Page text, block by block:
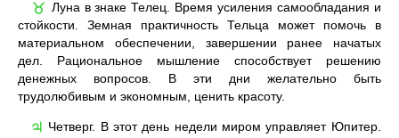
♉
Луна в знаке Телец. Время усиления самообладания и
стойкости. Земная практичность Тельца может помочь в
материальном обеспечении, завершении ранее начатых
дел. Рациональное мышление способствует решению
денежных вопросов. В эти дни желательно быть
трудолюбивым и экономным, ценить красоту.
♃
Четверг. В этот день недели миром управляет Юпитер.